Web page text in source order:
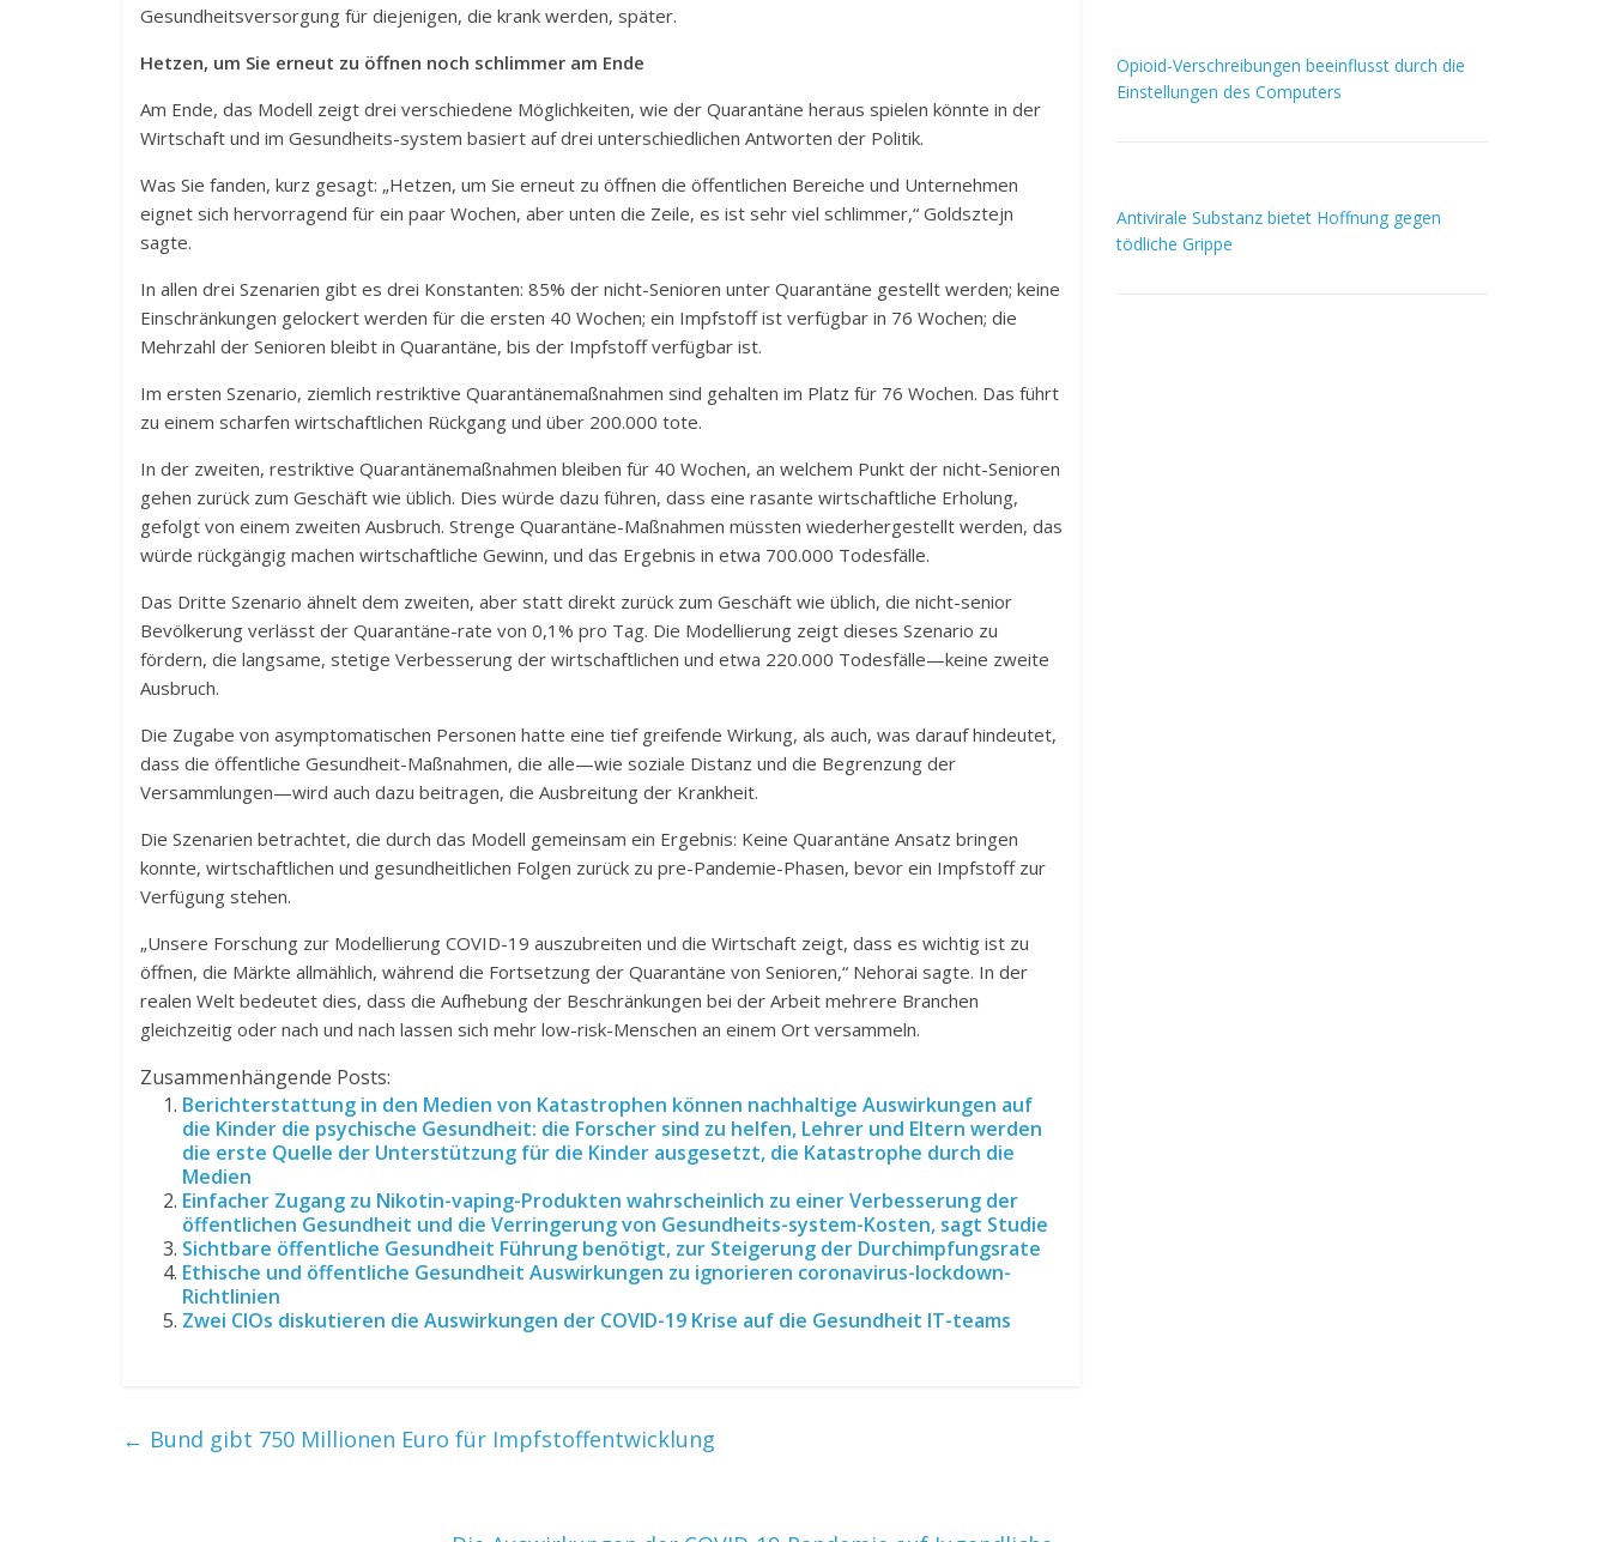
Gesundheitsversorgung für diejenigen, die krank werden, später.
Hetzen, um Sie erneut zu öffnen noch schlimmer am Ende
Am Ende, das Modell zeigt drei verschiedene Möglichkeiten, wie der Quarantäne heraus spielen könnte in der
Wirtschaft und im Gesundheits-system basiert auf drei unterschiedlichen Antworten der Politik.
Was Sie fanden, kurz gesagt: „Hetzen, um Sie erneut zu öffnen die öffentlichen Bereiche und Unternehmen
eignet sich hervorragend für ein paar Wochen, aber unten die Zeile, es ist sehr viel schlimmer,“ Goldsztejn
sagte.
In allen drei Szenarien gibt es drei Konstanten: 85% der nicht-Senioren unter Quarantäne gestellt werden; keine
Einschränkungen gelockert werden für die ersten 40 Wochen; ein Impfstoff ist verfügbar in 76 Wochen; die
Mehrzahl der Senioren bleibt in Quarantäne, bis der Impfstoff verfügbar ist.
Im ersten Szenario, ziemlich restriktive Quarantänemaßnahmen sind gehalten im Platz für 76 Wochen. Das führt
zu einem scharfen wirtschaftlichen Rückgang und über 200.000 tote.
In der zweiten, restriktive Quarantänemaßnahmen bleiben für 40 Wochen, an welchem Punkt der nicht-Senioren
gehen zurück zum Geschäft wie üblich. Dies würde dazu führen, dass eine rasante wirtschaftliche Erholung,
gefolgt von einem zweiten Ausbruch. Strenge Quarantäne-Maßnahmen müssten wiederhergestellt werden, das
würde rückgängig machen wirtschaftliche Gewinn, und das Ergebnis in etwa 700.000 Todesfälle.
Das Dritte Szenario ähnelt dem zweiten, aber statt direkt zurück zum Geschäft wie üblich, die nicht-senior
Bevölkerung verlässt der Quarantäne-rate von 0,1% pro Tag. Die Modellierung zeigt dieses Szenario zu
fördern, die langsame, stetige Verbesserung der wirtschaftlichen und etwa 220.000 Todesfälle—keine zweite
Ausbruch.
Die Zugabe von asymptomatischen Personen hatte eine tief greifende Wirkung, als auch, was darauf hindeutet,
dass die öffentliche Gesundheit-Maßnahmen, die alle—wie soziale Distanz und die Begrenzung der
Versammlungen—wird auch dazu beitragen, die Ausbreitung der Krankheit.
Die Szenarien betrachtet, die durch das Modell gemeinsam ein Ergebnis: Keine Quarantäne Ansatz bringen
konnte, wirtschaftlichen und gesundheitlichen Folgen zurück zu pre-Pandemie-Phasen, bevor ein Impfstoff zur
Verfügung stehen.
„Unsere Forschung zur Modellierung COVID-19 auszubreiten und die Wirtschaft zeigt, dass es wichtig ist zu
öffnen, die Märkte allmählich, während die Fortsetzung der Quarantäne von Senioren,“ Nehorai sagte. In der
realen Welt bedeutet dies, dass die Aufhebung der Beschränkungen bei der Arbeit mehrere Branchen
gleichzeitig oder nach und nach lassen sich mehr low-risk-Menschen an einem Ort versammeln.
Zusammenhängende Posts:
Berichterstattung in den Medien von Katastrophen können nachhaltige Auswirkungen auf
die Kinder die psychische Gesundheit: die Forscher sind zu helfen, Lehrer und Eltern werden
die erste Quelle der Unterstützung für die Kinder ausgesetzt, die Katastrophe durch die
Medien
Einfacher Zugang zu Nikotin-vaping-Produkten wahrscheinlich zu einer Verbesserung der
öffentlichen Gesundheit und die Verringerung von Gesundheits-system-Kosten, sagt Studie
Sichtbare öffentliche Gesundheit Führung benötigt, zur Steigerung der Durchimpfungsrate
Ethische und öffentliche Gesundheit Auswirkungen zu ignorieren coronavirus-lockdown-
Richtlinien
Zwei CIOs diskutieren die Auswirkungen der COVID-19 Krise auf die Gesundheit IT-teams
← Bund gibt 750 Millionen Euro für Impfstoffentwicklung
Opioid-Verschreibungen beeinflusst durch die
Einstellungen des Computers
Antivirale Substanz bietet Hoffnung gegen
tödliche Grippe